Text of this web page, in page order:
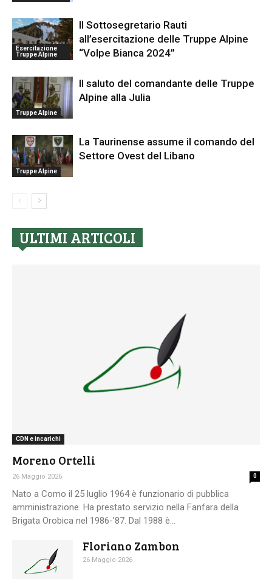
Esercitazione
Truppe Alpine
Il Sottosegretario Rauti
all’esercitazione delle Truppe Alpine
“Volpe Bianca 2024”
Truppe Alpine
Il saluto del comandante delle Truppe
Alpine alla Julia
Truppe Alpine
La Taurinense assume il comando del
Settore Ovest del Libano
ULTIMI ARTICOLI
CDN e incarichi
Moreno Ortelli
26 Maggio 2026 0
Nato a Como il 25 luglio 1964 è funzionario di pubblica
amministrazione. Ha prestato servizio nella Fanfara della
Brigata Orobica nel 1986-’87. Dal 1988 è...
Floriano Zambon
26 Maggio 2026